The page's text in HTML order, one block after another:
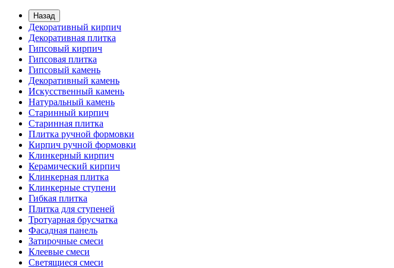
Назад
Декоративный кирпич
Декоративная плитка
Гипсовый кирпич
Гипсовая плитка
Гипсовый камень
Декоративный камень
Искусственный камень
Натуральный камень
Старинный кирпич
Старинная плитка
Плитка ручной формовки
Кирпич ручной формовки
Клинкерный кирпич
Керамический кирпич
Клинкерная плитка
Клинкерные ступени
Гибкая плитка
Плитка для ступеней
Тротуарная брусчатка
Фасадная панель
Затирочные смеси
Клеевые смеси
Светящиеся смеси